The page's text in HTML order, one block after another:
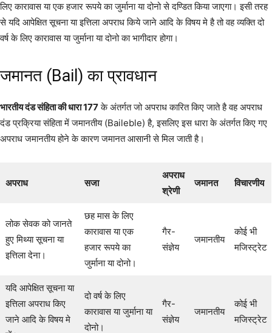
लिए कारावास या एक हजार रूपये का जुर्माना या दोनो से दण्डित किया जाएगा। इसी तरह
से यदि आपेक्षित सूचना या इत्तिला अपराध किये जाने आदि के विषय मे है तो वह व्यक्ति दो
वर्ष के लिए कारावास या जुर्माना या दोनो का भागीदार होगा।
जमानत (Bail) का प्रावधान
भारतीय दंड संहिता की धारा 177के अंतर्गत जो अपराध कारित किए जाते है वह अपराध
दंड प्रक्रिया संहिता में जमानतीय (Baileble) है, इसलिए इस धारा के अंतर्गत किए गए
अपराध जमानतीय होने के कारण जमानत आसानी से मिल जाती है।
अपराध सजा
अपराध
श्रेणी
जमानत विचारणीय
लोक सेवक को जानते
हुए मिथ्या सूचना या
इत्तिला देना।
छह मास के लिए
कारावास या एक
हजार रूपये का
जुर्माना या दोनो।
गैर-
संज्ञेय
जमानतीय
कोई भी
मजिस्ट्रेट
यदि आपेक्षित सूचना या
इत्तिला अपराध किए
जाने आदि के विषय मे
दो वर्ष के लिए
कारावास या जुर्माना या
दोनो।
गैर-
संज्ञेय
जमानतीय
कोई भी
मजिस्ट्रेट